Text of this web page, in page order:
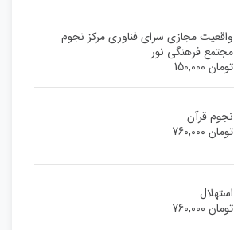
واقعیت مجازی سرای فناوری مرکز نجوم
مجتمع فرهنگی نور
تومان150,000
نجوم قرآن
تومان760,000
استهلال
تومان760,000